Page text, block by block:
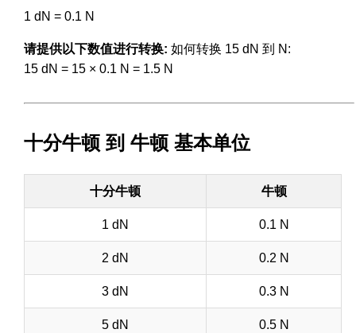
1 dN = 0.1 N
请提供以下数值进行转换: 如何转换 15 dN 到 N:
15 dN = 15 × 0.1 N = 1.5 N
十分牛顿 到 牛顿 基本单位
十分牛顿 牛顿
1 dN 0.1 N
2 dN 0.2 N
3 dN 0.3 N
5 dN 0.5 N